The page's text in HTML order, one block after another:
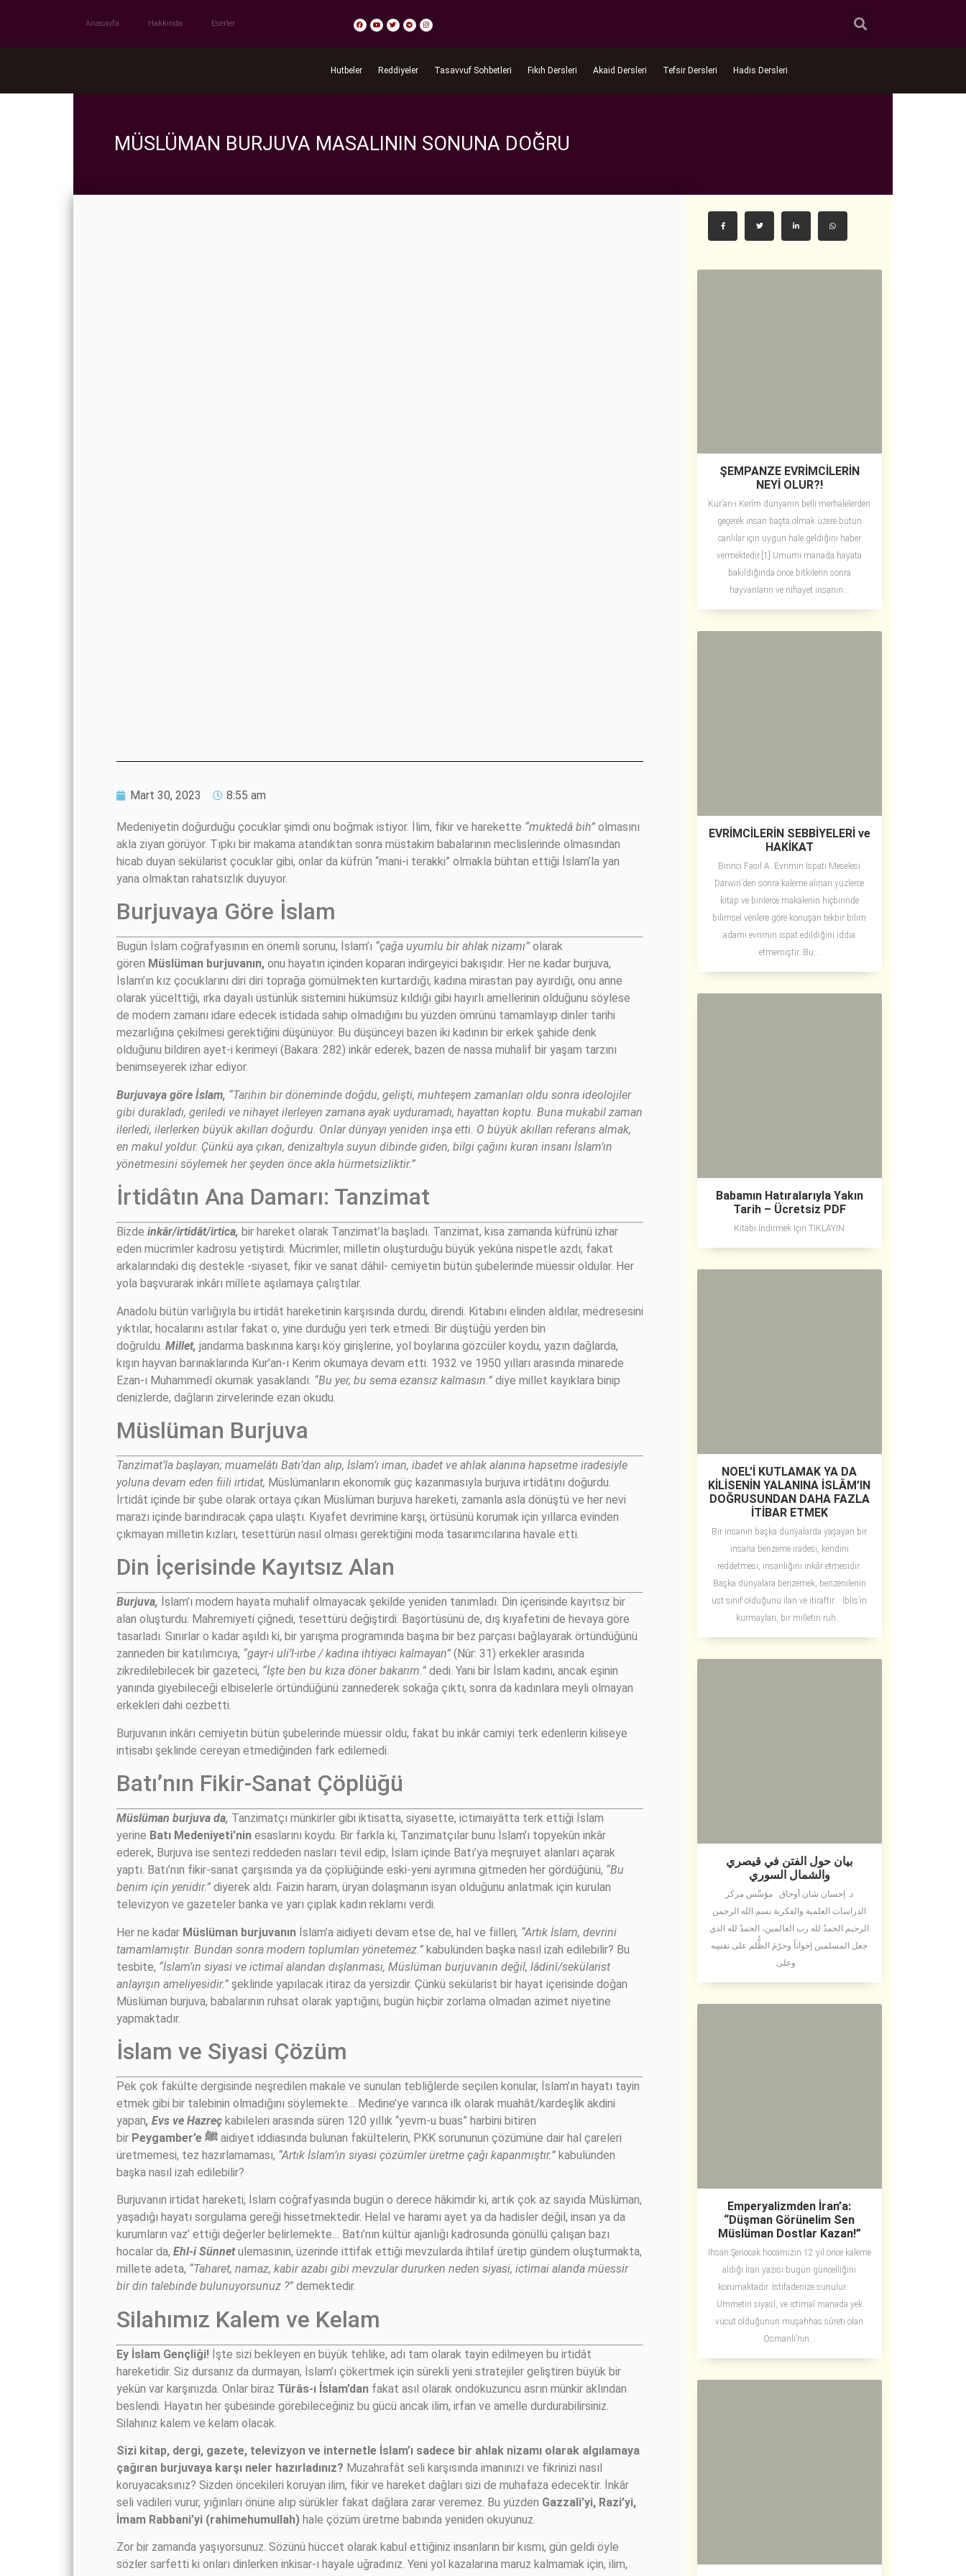
Anasayfa Hakkında Eserler
Hutbeler Reddiyeler Tasavvuf Sohbetleri Fıkıh Dersleri Akaid Dersleri Tefsir Dersleri Hadis Dersleri
MÜSLÜMAN BURJUVA MASALININ SONUNA DOĞRU
Mart 30, 2023 8:55 am
Medeniyetin doğurduğu çocuklar şimdi onu boğmak istiyor. İlim, fikir ve harekette “muktedâ bih” olmasını
akla ziyan görüyor. Tıpkı bir makama atandıktan sonra müstakim babalarının meclislerinde olmasından
hicab duyan sekülarist çocuklar gibi, onlar da küfrün “mani-i terakki” olmakla bühtan ettiği İslam’la yan
yana olmaktan rahatsızlık duyuyor.
Burjuvaya Göre İslam
Bugün İslam coğrafyasının en önemli sorunu, İslam’ı “çağa uyumlu bir ahlak nizamı” olarak
gören Müslüman burjuvanın, onu hayatın içinden koparan indirgeyici bakışıdır. Her ne kadar burjuva,
İslam’ın kız çocuklarını diri diri toprağa gömülmekten kurtardığı, kadına mirastan pay ayırdığı, onu anne
olarak yücelttiği, ırka dayalı üstünlük sistemini hükümsüz kıldığı gibi hayırlı amellerinin olduğunu söylese
de modern zamanı idare edecek istidada sahip olmadığını bu yüzden ömrünü tamamlayıp dinler tarihi
mezarlığına çekilmesi gerektiğini düşünüyor. Bu düşünceyi bazen iki kadının bir erkek şahide denk
olduğunu bildiren ayet-i kerimeyi (Bakara: 282) inkâr ederek, bazen de nassa muhalif bir yaşam tarzını
benimseyerek izhar ediyor.
Burjuvaya göre İslam, “Tarihin bir döneminde doğdu, gelişti, muhteşem zamanları oldu sonra ideolojiler
gibi durakladı, geriledi ve nihayet ilerleyen zamana ayak uyduramadı, hayattan koptu. Buna mukabil zaman
ilerledi, ilerlerken büyük akılları doğurdu. Onlar dünyayı yeniden inşa etti. O büyük akılları referans almak,
en makul yoldur. Çünkü aya çıkan, denizaltıyla suyun dibinde giden, bilgi çağını kuran insanı İslam’ın
yönetmesini söylemek her şeyden önce akla hürmetsizliktir.”
İrtidâtın Ana Damarı: Tanzimat
Bizde inkâr/irtidât/irtica, bir hareket olarak Tanzimat’la başladı. Tanzimat, kısa zamanda küfrünü izhar
eden mücrimler kadrosu yetiştirdi. Mücrimler, milletin oluşturduğu büyük yekûna nispetle azdı; fakat
arkalarındaki dış destekle -siyaset, fikir ve sanat dâhil- cemiyetin bütün şubelerinde müessir oldular. Her
yola başvurarak inkârı millete aşılamaya çalıştılar.
Anadolu bütün varlığıyla bu irtidât hareketinin karşısında durdu, direndi. Kitabını elinden aldılar, medresesini
yıktılar, hocalarını astılar fakat o, yine durduğu yeri terk etmedi. Bir düştüğü yerden bin
doğruldu. Millet, jandarma baskınına karşı köy girişlerine, yol boylarına gözcüler koydu, yazın dağlarda,
kışın hayvan barınaklarında Kur’an-ı Kerim okumaya devam etti. 1932 ve 1950 yılları arasında minarede
Ezan-ı Muhammedî okumak yasaklandı. “Bu yer, bu sema ezansız kalmasın.” diye millet kayıklara binip
denizlerde, dağların zirvelerinde ezan okudu.
Müslüman Burjuva
Tanzimat’la başlayan; muamelâtı Batı’dan alıp, İslam’ı iman, ibadet ve ahlak alanına hapsetme iradesiyle
yoluna devam eden fiili irtidat, Müslümanların ekonomik güç kazanmasıyla burjuva irtidâtını doğurdu.
İrtidât içinde bir şube olarak ortaya çıkan Müslüman burjuva hareketi, zamanla asla dönüştü ve her nevi
marazı içinde barındıracak çapa ulaştı. Kıyafet devrimine karşı, örtüsünü korumak için yıllarca evinden
çıkmayan milletin kızları, tesettürün nasıl olması gerektiğini moda tasarımcılarına havale etti.
Din İçerisinde Kayıtsız Alan
Burjuva, İslam’ı modern hayata muhalif olmayacak şekilde yeniden tanımladı. Din içerisinde kayıtsız bir
alan oluşturdu. Mahremiyeti çiğnedi, tesettürü değiştirdi. Başörtüsünü de, dış kıyafetini de hevaya göre
tasarladı. Sınırlar o kadar aşıldı ki, bir yarışma programında başına bir bez parçası bağlayarak örtündüğünü
zanneden bir katılımcıya, “gayr-i uli’l-ırbe / kadına ihtiyacı kalmayan” (Nûr: 31) erkekler arasında
zikredilebilecek bir gazeteci, “İşte ben bu kıza döner bakarım.” dedi. Yani bir İslam kadını, ancak eşinin
yanında giyebileceği elbiselerle örtündüğünü zannederek sokağa çıktı, sonra da kadınlara meyli olmayan
erkekleri dahi cezbetti.
Burjuvanın inkârı cemiyetin bütün şubelerinde müessir oldu; fakat bu inkâr camiyi terk edenlerin kiliseye
intisabı şeklinde cereyan etmediğinden fark edilemedi.
Batı’nın Fikir-Sanat Çöplüğü
Müslüman burjuva da, Tanzimatçı münkirler gibi iktisatta, siyasette, ictimaiyâtta terk ettiği İslam
yerine Batı Medeniyeti’nin esaslarını koydu. Bir farkla ki, Tanzimatçılar bunu İslam’ı topyekûn inkâr
ederek, Burjuva ise sentezi reddeden nasları tevil edip, İslam içinde Batı’ya meşruiyet alanları açarak
yaptı. Batı’nın fikir-sanat çarşısında ya da çöplüğünde eski-yeni ayrımına gitmeden her gördüğünü, “Bu
benim için yenidir.” diyerek aldı. Faizin haram, üryan dolaşmanın isyan olduğunu anlatmak için kurulan
televizyon ve gazeteler banka ve yarı çıplak kadın reklamı verdi.
Her ne kadar Müslüman burjuvanın İslam’a aidiyeti devam etse de, hal ve fiilleri, “Artık İslam, devrini
tamamlamıştır. Bundan sonra modern toplumları yönetemez.” kabulünden başka nasıl izah edilebilir? Bu
tesbite, “İslam’ın siyasi ve ictimaî alandan dışlanması, Müslüman burjuvanın değil, lâdinî/sekülarist
anlayışın ameliyesidir.” şeklinde yapılacak itiraz da yersizdir. Çünkü sekülarist bir hayat içerisinde doğan
Müslüman burjuva, babalarının ruhsat olarak yaptığını, bugün hiçbir zorlama olmadan azimet niyetine
yapmaktadır.
İslam ve Siyasi Çözüm
Pek çok fakülte dergisinde neşredilen makale ve sunulan tebliğlerde seçilen konular, İslam’ın hayatı tayin
etmek gibi bir talebinin olmadığını söylemekte… Medine’ye varınca ilk olarak muahât/kardeşlik akdini
yapan, Evs ve Hazreç kabileleri arasında süren 120 yıllık “yevm-u buas” harbini bitiren
bir Peygamber’e ﷺ aidiyet iddiasında bulunan fakültelerin, PKK sorununun çözümüne dair hal çareleri
üretmemesi, tez hazırlamaması, “Artık İslam’ın siyasi çözümler üretme çağı kapanmıştır.” kabulünden
başka nasıl izah edilebilir?
Burjuvanın irtidat hareketi, İslam coğrafyasında bugün o derece hâkimdir ki, artık çok az sayıda Müslüman,
yaşadığı hayatı sorgulama gereği hissetmektedir. Helal ve haramı ayet ya da hadisler değil, insan ya da
kurumların vaz’ ettiği değerler belirlemekte… Batı’nın kültür ajanlığı kadrosunda gönüllü çalışan bazı
hocalar da, Ehl-i Sünnetulemasının, üzerinde ittifak ettiği mevzularda ihtilaf üretip gündem oluşturmakta,
millete adeta, “Taharet, namaz, kabir azabı gibi mevzular dururken neden siyasi, ictimai alanda müessir
bir din talebinde bulunuyorsunuz ?” demektedir.
Silahımız Kalem ve Kelam
Ey İslam Gençliği! İşte sizi bekleyen en büyük tehlike, adı tam olarak tayin edilmeyen bu irtidât
hareketidir. Siz dursanız da durmayan, İslam’ı çökertmek için sürekli yeni stratejiler geliştiren büyük bir
yekün var karşınızda. Onlar biraz Türâs-ı İslam’dan fakat asıl olarak ondokuzuncu asrın münkir aklından
beslendi. Hayatın her şubesinde görebileceğiniz bu gücü ancak ilim, irfan ve amelle durdurabilirsiniz.
Silahınız kalem ve kelam olacak.
Sizi kitap, dergi, gazete, televizyon ve internetle İslam’ı sadece bir ahlak nizamı olarak algılamaya
çağıran burjuvaya karşı neler hazırladınız? Muzahrafât seli karşısında imanınızı ve fikrinizi nasıl
koruyacaksınız? Sizden öncekileri koruyan ilim, fikir ve hareket dağları sizi de muhafaza edecektir. İnkâr
seli vadileri vurur, yığınları önüne alıp sürükler fakat dağlara zarar veremez. Bu yüzden Gazzali’yi, Razi’yi,
İmam Rabbani’yi (rahimehumullah) hale çözüm üretme babında yeniden okuyunuz.
Zor bir zamanda yaşıyorsunuz. Sözünü hüccet olarak kabul ettiğiniz insanların bir kısmı, gün geldi öyle
sözler sarfetti ki onları dinlerken inkisar-ı hayale uğradınız. Yeni yol kazalarına maruz kalmamak için, ilim,
ŞEMPANZE EVRİMCİLERİN
NEYİ OLUR?!
Kur’an-ı Kerîm dünyanın belli merhalelerden
geçerek insan başta olmak üzere bütün
canlılar için uygun hale geldiğini haber
vermektedir.[1] Umumi manada hayata
bakıldığında önce bitkilerin sonra
hayvanların ve nihayet insanın...
EVRİMCİLERİN SEBBİYELERİ ve
HAKİKAT
Birinci Fasıl A. Evrimin İspatı Meselesi
Darwin’den sonra kaleme alınan yüzlerce
kitap ve binlerce makalenin hiçbirinde
bilimsel verilere göre konuşan tekbir bilim
adamı evrimin ispat edildiğini iddia
etmemiştir. Bu...
Babamın Hatıralarıyla Yakın
Tarih – Ücretsiz PDF
Kitabı İndirmek İçin TIKLAYIN
NOEL’İ KUTLAMAK YA DA
KİLİSENİN YALANINA İSLÂM’IN
DOĞRUSUNDAN DAHA FAZLA
İTİBAR ETMEK
Bir insanın başka dünyalarda yaşayan bir
insana benzeme iradesi, kendini
reddetmesi, insanlığını inkâr etmesidir.
Başka dünyalara benzemek, benzenilenin
üst sınıf olduğunu ilan ve itiraftır. İblis’in
kurmayları, bir milletin ruh...
بيان حول الفتن في قيصري
والشمال السوري
د. إحسان شان أوجاق مؤسِّس مركز
الدراسات العلمية والفكرية بسم الله الرحمن
الرحيم الحمدُ لله رب العالمين، الحمدُ لله الذي
جعل المسلمين إخواناً وحرّمَ الظُّلم على نفسِه
وعلى...
Emperyalizmden İran’a:
“Düşman Görünelim Sen
Müslüman Dostlar Kazan!”
İhsan Şenocak hocamızın 12 yıl önce kaleme
aldığı İran yazısı bugün güncelliğini
korumaktadır. İstifadenize sunulur:
Ümmetin siyasî, ve ictimaî manada yek
vücut olduğunun muşahhas sûreti olan
Osmanlı’nın...